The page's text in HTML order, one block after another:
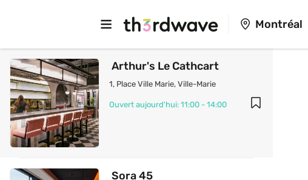
Montréal
Arthur's Le Cathcart
1, Place Ville Marie, Ville-Marie
Ouvert aujourd'hui: 11:00 - 14:00
Sora 45